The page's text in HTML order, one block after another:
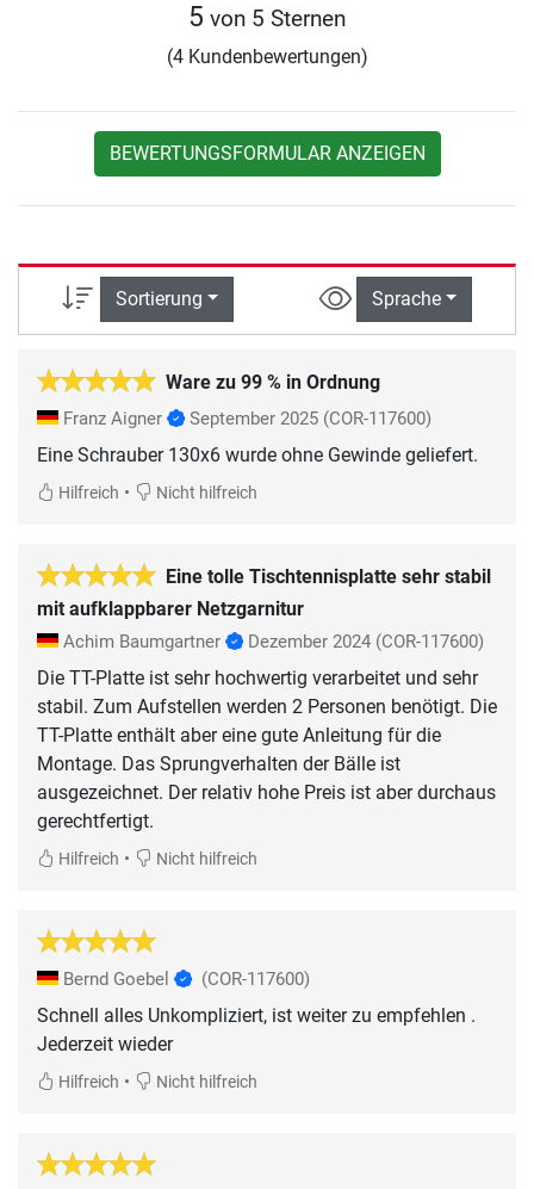
5 von 5 Sternen
(4 Kundenbewertungen)
BEWERTUNGSFORMULAR ANZEIGEN
Sortierung Sprache
Ware zu 99 % in Ordnung
Franz Aigner September 2025 (COR-117600)
Eine Schrauber 130x6 wurde ohne Gewinde geliefert.
Hilfreich • Nicht hilfreich
Eine tolle Tischtennisplatte sehr stabil
mit aufklappbarer Netzgarnitur
Achim Baumgartner Dezember 2024 (COR-117600)
Die TT-Platte ist sehr hochwertig verarbeitet und sehr
stabil. Zum Aufstellen werden 2 Personen benötigt. Die
TT-Platte enthält aber eine gute Anleitung für die
Montage. Das Sprungverhalten der Bälle ist
ausgezeichnet. Der relativ hohe Preis ist aber durchaus
gerechtfertigt.
Hilfreich • Nicht hilfreich
Bernd Goebel (COR-117600)
Schnell alles Unkompliziert, ist weiter zu empfehlen .
Jederzeit wieder
Hilfreich • Nicht hilfreich